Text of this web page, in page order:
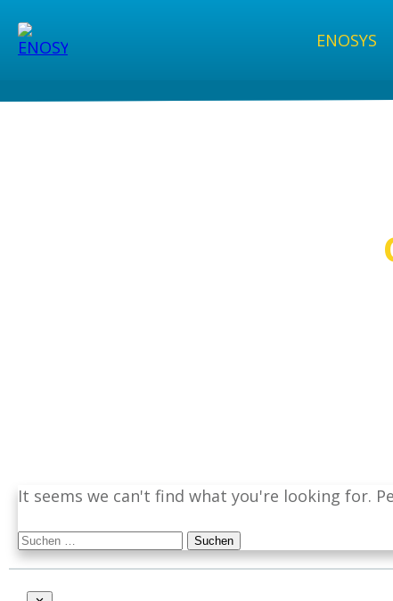
ENOSYS
It seems we can't find what you're looking for.
Suchen
nach: